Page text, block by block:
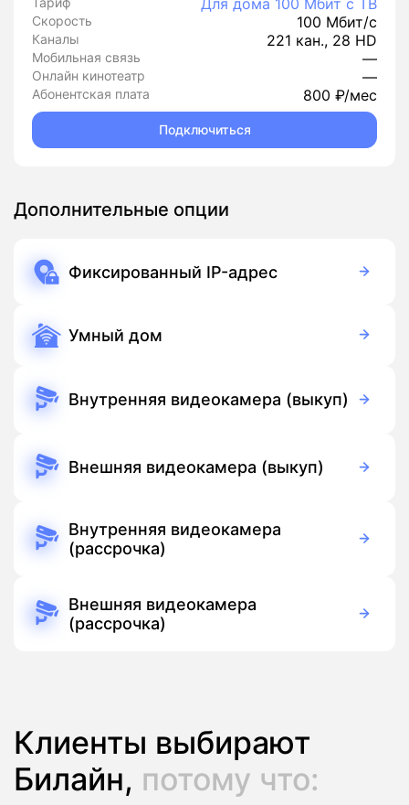
Для дома 100 Мбит с ТВ
Скорость 100 Мбит/с
Каналы 221 кан., 28 HD
Мобильная связь —
Онлайн кинотеатр —
Абонентская плата 800 ₽/мес
Подключиться
Дополнительные опции
Фиксированный IP-адрес
Умный дом
Подписка
Внутренняя видеокамера (выкуп)
Подписка
Внешняя видеокамера (выкуп)
ПодпискаВнутренняя видеокамера
(рассрочка)
ПодпискаВнешняя видеокамера
(рассрочка)
Клиенты выбирают
Билайн, потому что: